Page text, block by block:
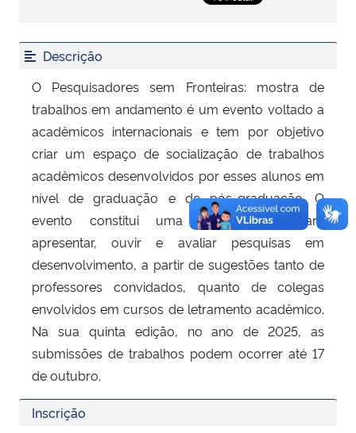
Banco Central do Brasil
Planalto
Descrição
O Pesquisadores sem Fronteiras: mostra de
trabalhos em andamento é um evento voltado a
acadêmicos internacionais e tem por objetivo
criar um espaço de socialização de trabalhos
acadêmicos desenvolvidos por esses alunos em
nível de graduação e de pós-graduação. O
evento constitui uma oportunidade para
apresentar, ouvir e avaliar pesquisas em
desenvolvimento, a partir de sugestões tanto de
professores convidados, quanto de colegas
envolvidos em cursos de letramento acadêmico.
Na sua quinta edição, no ano de 2025, as
submissões de trabalhos podem ocorrer até 17
de outubro.
Inscrição